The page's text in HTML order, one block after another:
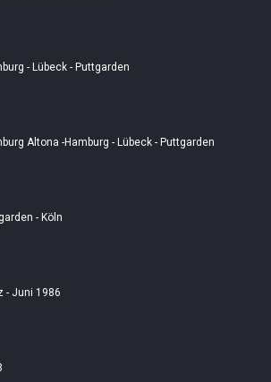
- Lübeck - Puttgarden
Altona -Hamburg - Lübeck - Puttgarden
- Köln
- Juni 1986